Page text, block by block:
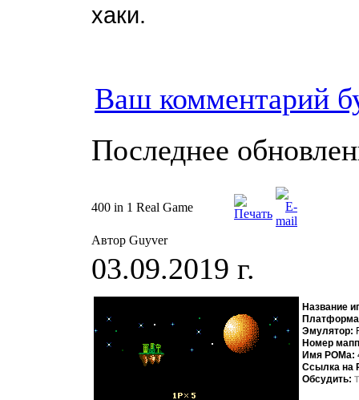
хаки.
Ваш комментарий
Последнее
400 in 1 Real Game
Автор Guyver
03.09.2019 г.
Название
Эмулятор:
Номер
Имя РОМа:
Ссылка
Обсудить: